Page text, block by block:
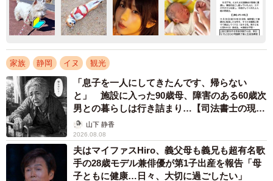
家族 静岡 イヌ 観光
「息子を一人にしてきたんです、帰らない
と」 施設に入った90歳母、障害のある60歳次
男との暮らしは行き詰まり…【司法書士の現場
から】山下 静香
2026.08.08
夫はマイファスHiro、義父母も義兄も超有名歌
手の28歳モデル兼俳優が第1子出産を報告「母
子ともに健康…日々、大切に過ごしたい」